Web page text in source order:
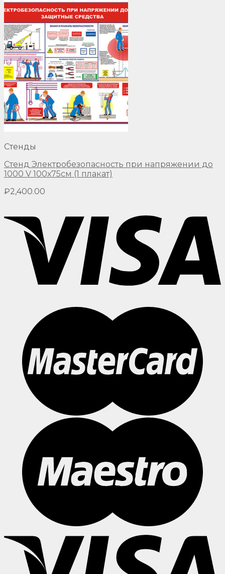
Стенды
Стенд Электробезопасность при напряжении до
1000 V 100х75см (1 плакат)
₽2,400.00